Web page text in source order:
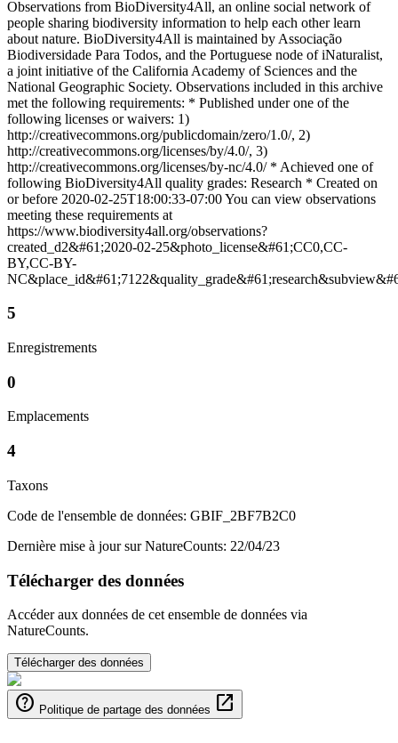
Observations from BioDiversity4All, an online social network of
people sharing biodiversity information to help each other learn
about nature. BioDiversity4All is maintained by Associação
Biodiversidade Para Todos, and the Portuguese node of iNaturalist,
a joint initiative of the California Academy of Sciences and the
National Geographic Society. Observations included in this archive
met the following requirements: * Published under one of the
following licenses or waivers: 1)
http://creativecommons.org/publicdomain/zero/1.0/, 2)
http://creativecommons.org/licenses/by/4.0/, 3)
http://creativecommons.org/licenses/by-nc/4.0/ * Achieved one of
following BioDiversity4All quality grades: Research * Created on
or before 2020-02-25T18:00:33-07:00 You can view observations
meeting these requirements at
https://www.biodiversity4all.org/observations?
created_d2&#61;2020-02-25&photo_license&#61;CC0,CC-
BY,CC-BY-
5
Enregistrements
0
Emplacements
4
Taxons
Code de l'ensemble de données: GBIF_2BF7B2C0
Dernière mise à jour sur NatureCounts: 22/04/23
Télécharger des données
Accéder aux données de cet ensemble de données via
NatureCounts.
Télécharger des données
help Politique de partage des données open_in_new